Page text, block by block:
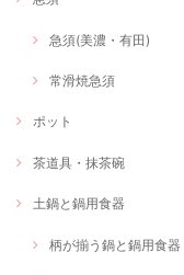
急須(美濃・有田)
常滑焼急須
ポット
茶道具・抹茶碗
土鍋と鍋用食器
柄が揃う鍋と鍋用食器